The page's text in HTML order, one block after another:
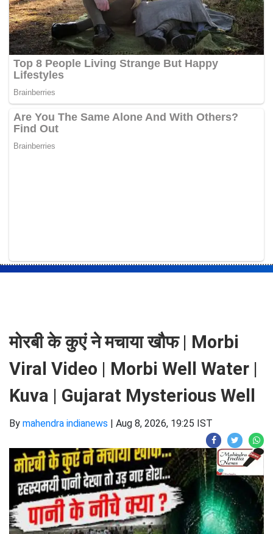
मोरबी के कुएं ने मचाया खौफ | Morbi
Viral Video | Morbi Well Water |
Kuva | Gujarat Mysterious Well
By mahendra indianews | Aug 8, 2026, 19:25 IST